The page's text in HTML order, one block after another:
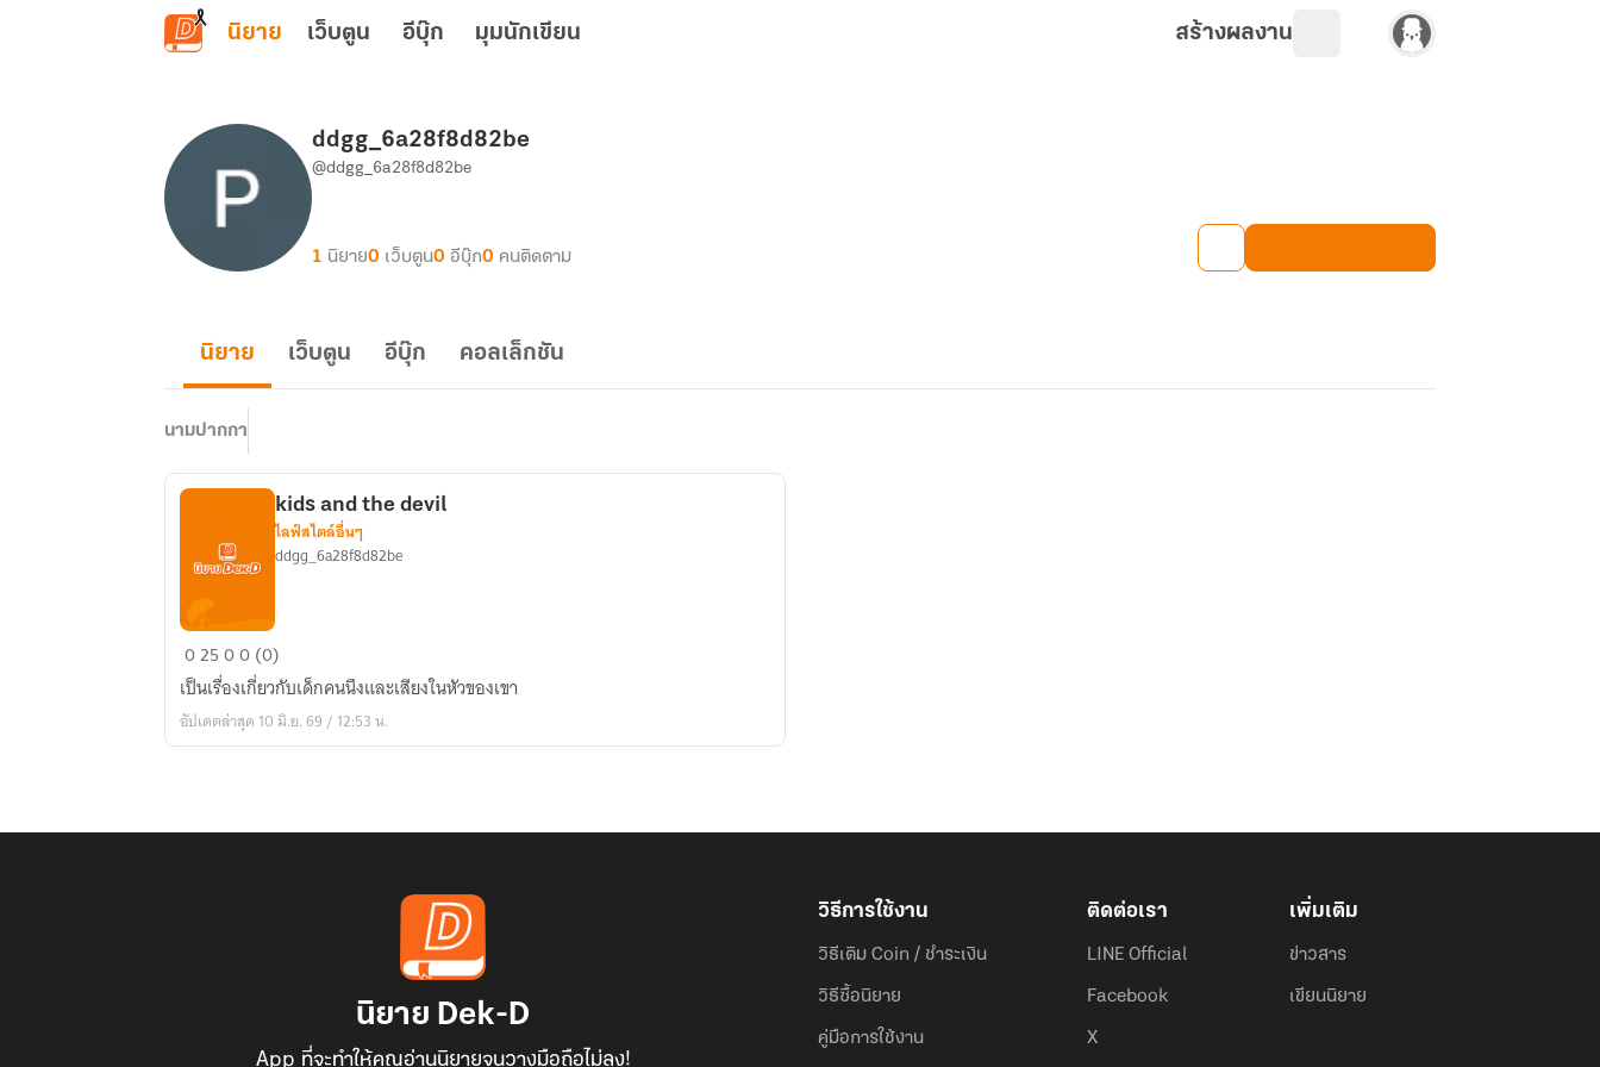
ข้ามไปยังเนื้อหาหลัก
นิยาย เว็บตูน อีบุ๊ก มุมนักเขียน สร้างผลงาน
ddgg_6a28f8d82be
@ddgg_6a28f8d82be
1 นิยาย0 เว็บตูน0 อีบุ๊ก0 คนติดตาม
นิยาย เว็บตูน อีบุ๊ก คอลเล็กชัน
นามปากกา
kids
and
the
devil
kids and the devil
ไลฟ์สไตล์อื่นๆ
ddgg_6a28f8d82be
02500 (0)
เป็นเรื่องเกี่ยวกับเด็กคนนึงและเสียงในหัวของเขา
อัปเดตล่าสุด 10 มิ.ย. 69 / 12:53 น.
นิยาย Dek-D
App ที่จะทำให้คุณอ่านนิยายจนวางมือถือไม่ลง!
วิธีการใช้งาน
วิธีเติม Coin / ชำระเงิน
วิธีซื้อนิยาย
คู่มือการใช้งาน
ติดต่อเรา
LINE Official
Facebook
X
เพิ่มเติม
ข่าวสาร
เขียนนิยาย